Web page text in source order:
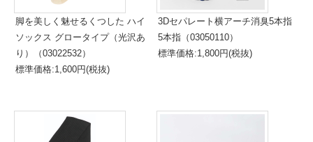
脚を美しく魅せるくつした ハイ
ソックス グロータイプ（光沢あ
り）（03022532）
標準価格:1,600円(税抜)
3Dセパレート横アーチ消臭5本指
5本指（03050110）
標準価格:1,800円(税抜)